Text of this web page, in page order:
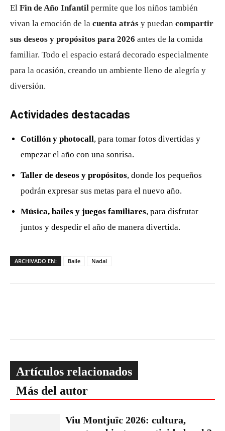
El Fin de Año Infantil permite que los niños también
vivan la emoción de la cuenta atrás y puedan compartir
sus deseos y propósitos para 2026 antes de la comida
familiar. Todo el espacio estará decorado especialmente
para la ocasión, creando un ambiente lleno de alegría y
diversión.
Actividades destacadas
Cotillón y photocall, para tomar fotos divertidas y
empezar el año con una sonrisa.
Taller de deseos y propósitos, donde los pequeños
podrán expresar sus metas para el nuevo año.
Música, bailes y juegos familiares, para disfrutar
juntos y despedir el año de manera divertida.
ARCHIVADO EN: Baile Nadal
Artículos relacionados
Más del autor
Viu Montjuïc 2026: cultura,